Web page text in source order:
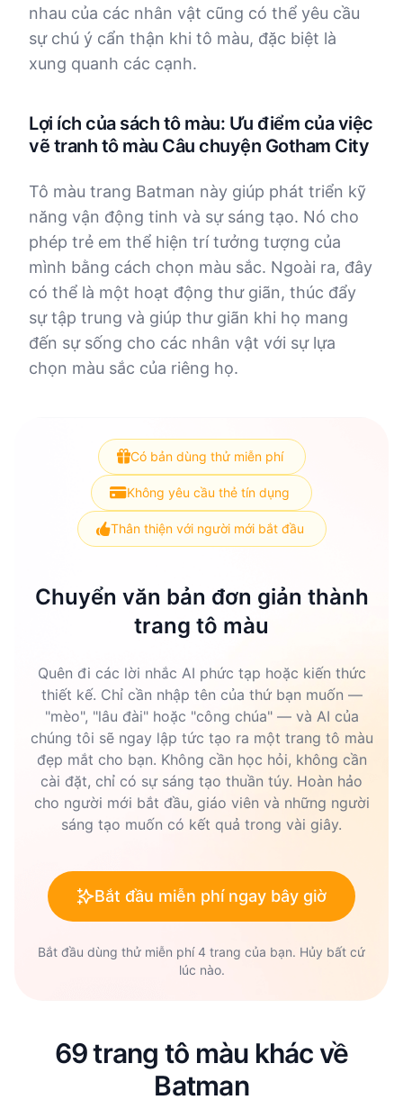
nhau của các nhân vật cũng có thể yêu cầu
sự chú ý cẩn thận khi tô màu, đặc biệt là
xung quanh các cạnh.
Lợi ích của sách tô màu: Ưu điểm của việc
vẽ tranh tô màu Câu chuyện Gotham City
Tô màu trang Batman này giúp phát triển kỹ
năng vận động tinh và sự sáng tạo. Nó cho
phép trẻ em thể hiện trí tưởng tượng của
mình bằng cách chọn màu sắc. Ngoài ra, đây
có thể là một hoạt động thư giãn, thúc đẩy
sự tập trung và giúp thư giãn khi họ mang
đến sự sống cho các nhân vật với sự lựa
chọn màu sắc của riêng họ.
Có bản dùng thử miễn phí
Không yêu cầu thẻ tín dụng
Thân thiện với người mới bắt đầu
Chuyển văn bản đơn giản thành
trang tô màu
Quên đi các lời nhắc AI phức tạp hoặc kiến thức
thiết kế. Chỉ cần nhập tên của thứ bạn muốn —
"mèo", "lâu đài" hoặc "công chúa" — và AI của
chúng tôi sẽ ngay lập tức tạo ra một trang tô màu
đẹp mắt cho bạn. Không cần học hỏi, không cần
cài đặt, chỉ có sự sáng tạo thuần túy. Hoàn hảo
cho người mới bắt đầu, giáo viên và những người
sáng tạo muốn có kết quả trong vài giây.
Bắt đầu miễn phí ngay bây giờ
Bắt đầu dùng thử miễn phí 4 trang của bạn. Hủy bất cứ
lúc nào.
69 trang tô màu khác về
Batman